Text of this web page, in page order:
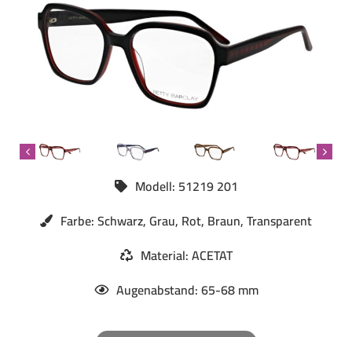
Modell: 51219 201
Farbe: Schwarz, Grau, Rot, Braun, Transparent
Material: ACETAT
Augenabstand: 65-68 mm